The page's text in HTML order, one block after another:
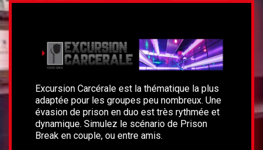
Excursion Carcérale est la thématique la plus
adaptée pour les groupes peu nombreux. Une
évasion de prison en duo est très rythmée et
dynamique. Simulez le scénario de Prison
Break en couple, ou entre amis.